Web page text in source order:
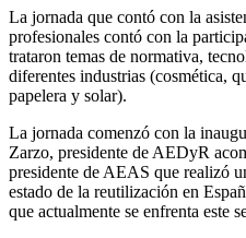
La jornada que contó con la
profesionales contó con la
trataron temas de normativa,
diferentes industrias (cosmética,
papelera y solar).
La jornada comenzó con la
Zarzo, presidente de AEDyR
presidente de AEAS que realizó
estado de la reutilización en
que actualmente se enfrenta este